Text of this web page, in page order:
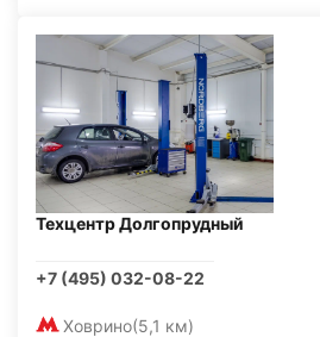
Техцентр Долгопрудный
+7 (495) 032-08-22
Ховрино(5,1 км)